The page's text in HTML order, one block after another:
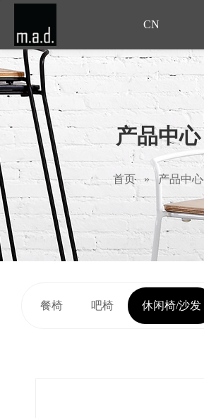
CN
产品中心
首页 » 产品中心
餐椅 吧椅 休闲椅/沙发